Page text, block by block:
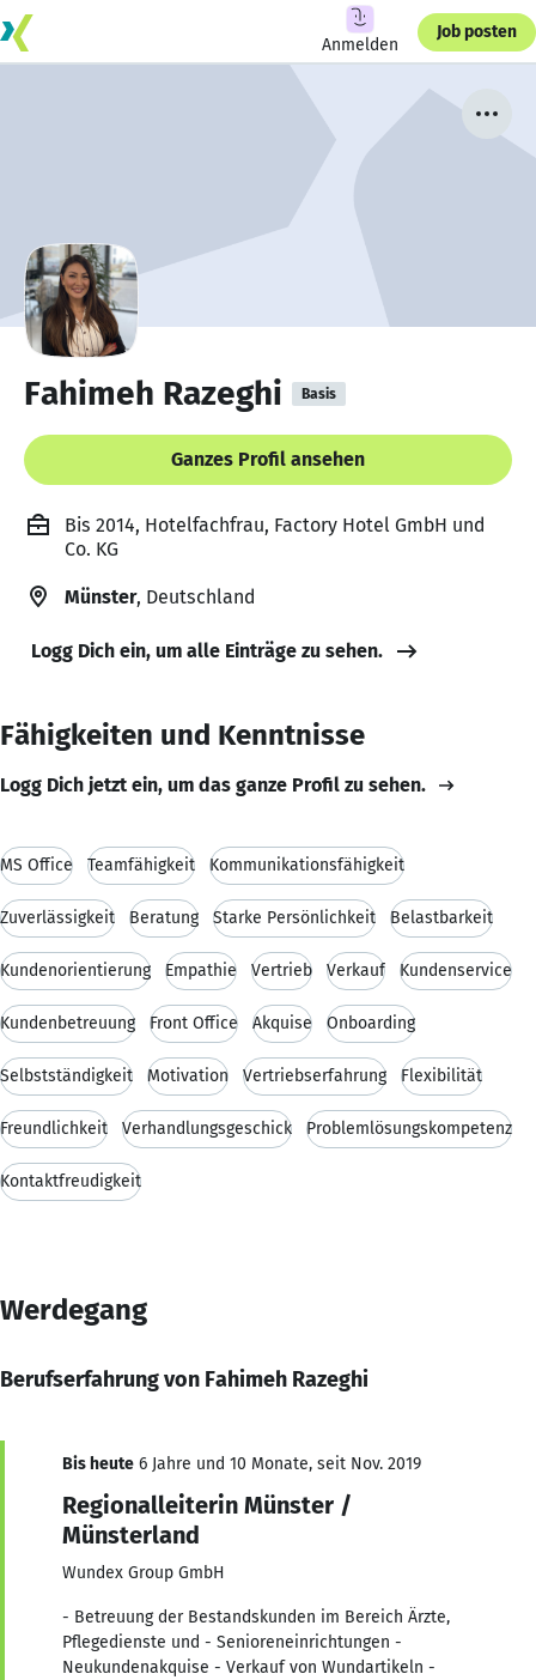
Anmelden
Job posten
Fahimeh Razeghi Basis
Ganzes Profil ansehen
Bis 2014, Hotelfachfrau, Factory Hotel GmbH und
Co. KG
Münster, Deutschland
Logg Dich ein, um alle Einträge zu sehen.
Fähigkeiten und Kenntnisse
Logg Dich jetzt ein, um das ganze Profil zu sehen.
MS Office Teamfähigkeit Kommunikationsfähigkeit
Zuverlässigkeit Beratung Starke Persönlichkeit Belastbarkeit
Kundenorientierung Empathie Vertrieb Verkauf Kundenservice
Kundenbetreuung Front Office Akquise Onboarding
Selbstständigkeit Motivation Vertriebserfahrung Flexibilität
Freundlichkeit Verhandlungsgeschick Problemlösungskompetenz
Kontaktfreudigkeit
Werdegang
Berufserfahrung von Fahimeh Razeghi
Bis heute 6 Jahre und 10 Monate, seit Nov. 2019
Regionalleiterin Münster /
Münsterland
Wundex Group GmbH
- Betreuung der Bestandskunden im Bereich Ärzte,
Pflegedienste und - Senioreneinrichtungen -
Neukundenakquise - Verkauf von Wundartikeln -